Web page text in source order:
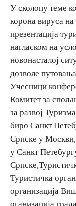
Дестинације
Списак
Мапа дестинација
Манифестације
Смјештај
Мултимедија
Фото
Видео
У сколопу теме
корона вируса
презентација
нагласком на
новонасталој
дозволе
Учесници
Комитет за
за развој
биро Санкт
Српске у
у Санкт
Туристичка
организација